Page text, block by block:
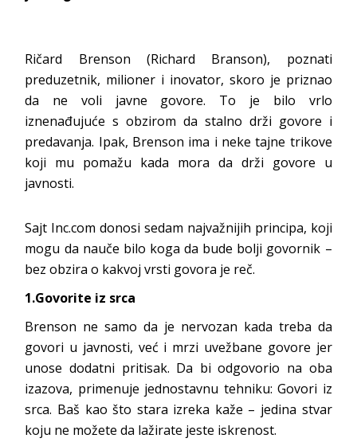
Ričard Brenson (Richard Branson), poznati
preduzetnik, milioner i inovator, skoro je priznao
da ne voli javne govore. To je bilo vrlo
iznenađujuće s obzirom da stalno drži govore i
predavanja. Ipak, Brenson ima i neke tajne trikove
koji mu pomažu kada mora da drži govore u
javnosti.
Sajt Inc.com donosi sedam najvažnijih principa, koji
mogu da nauče bilo koga da bude bolji govornik –
bez obzira o kakvoj vrsti govora je reč.
1.Govorite iz srca
Brenson ne samo da je nervozan kada treba da
govori u javnosti, već i mrzi uvežbane govore jer
unose dodatni pritisak. Da bi odgovorio na oba
izazova, primenuje jednostavnu tehniku: Govori iz
srca. Baš kao što stara izreka kaže – jedina stvar
koju ne možete da lažirate jeste iskrenost.